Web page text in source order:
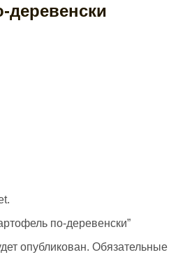
деревенски
по-деревенски”
опубликован. Обязательные